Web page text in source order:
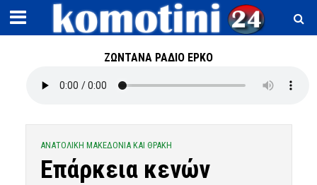
ΖΩΝΤΑΝΑ ΡΑΔΙΟ ΕΡΚΟ
ΑΝΑΤΟΛΙΚΗ ΜΑΚΕΔΟΝΙΑ ΚΑΙ ΘΡΑΚΗ
Επάρκεια κενών